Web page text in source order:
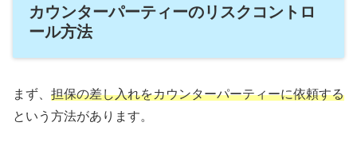
カウンターパーティーのリスクコントロ
ール方法
まず、 担保の差し入れをカウンターパーティーに依頼する
という方法があります。